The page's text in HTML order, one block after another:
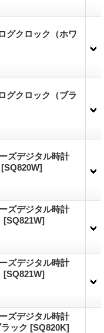
グクロック（ホワ
グクロック（ブラ
ズデジタル時計
[SQ820W]
ズデジタル時計
[SQ821W]
ズデジタル時計
[SQ821W]
ズデジタル時計
ック [SQ820K]